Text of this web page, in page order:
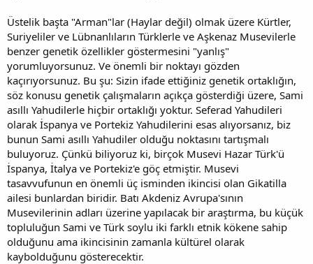
Üstelik başta "Arman"lar (Haylar değil) olmak üzere Kürtler,
Suriyeliler ve Lübnanlıların Türklerle ve Aşkenaz Musevilerle
benzer genetik özellikler göstermesini "yanlış"
yorumluyorsunuz. Ve önemli bir noktayı gözden
kaçırıyorsunuz. Bu şu: Sizin ifade ettiğiniz genetik ortaklığın,
söz konusu genetik çalışmaların açıkça gösterdiği üzere, Sami
asıllı Yahudilerle hiçbir ortaklığı yoktur. Seferad Yahudileri
olarak İspanya ve Portekiz Yahudilerini esas alıyorsanız, biz
bunun Sami asıllı Yahudiler olduğu noktasını tartışmalı
buluyoruz. Çünkü biliyoruz ki, birçok Musevi Hazar Türk'ü
İspanya, İtalya ve Portekiz'e göç etmiştir. Musevi
tasavvufunun en önemli üç isminden ikincisi olan Gikatilla
ailesi bunlardan biridir. Batı Akdeniz Avrupa'sının
Musevilerinin adları üzerine yapılacak bir araştırma, bu küçük
topluluğun Sami ve Türk soylu iki farklı etnik kökene sahip
olduğunu ama ikincisinin zamanla kültürel olarak
kaybolduğunu gösterecektir.